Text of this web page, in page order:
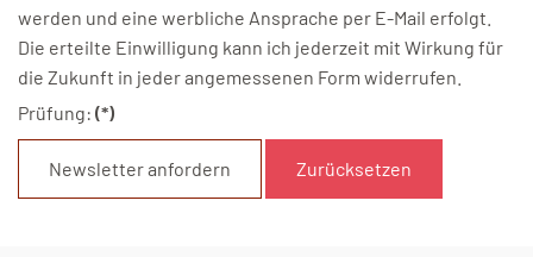
werden und eine werbliche Ansprache per E-Mail erfolgt.
Die erteilte Einwilligung kann ich jederzeit mit Wirkung für
die Zukunft in jeder angemessenen Form widerrufen.
Prüfung: (*)